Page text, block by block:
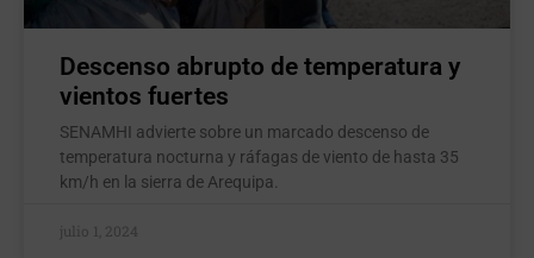
Descenso abrupto de temperatura y
vientos fuertes
SENAMHI advierte sobre un marcado descenso de
temperatura nocturna y ráfagas de viento de hasta 35
km/h en la sierra de Arequipa.
julio 1, 2024